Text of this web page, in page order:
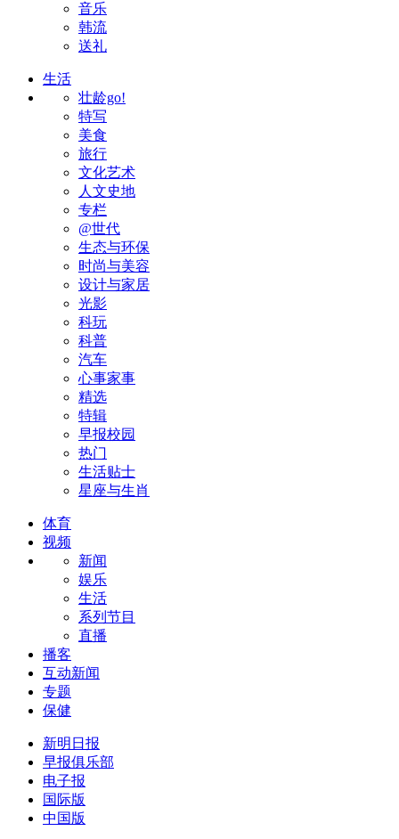
音乐
韩流
送礼
生活
壮龄go!
特写
美食
旅行
文化艺术
人文史地
专栏
@世代
生态与环保
时尚与美容
设计与家居
光影
科玩
科普
汽车
心事家事
精选
特辑
早报校园
热门
生活贴士
星座与生肖
体育
视频
新闻
娱乐
生活
系列节目
直播
播客
互动新闻
专题
保健
新明日报
早报俱乐部
电子报
国际版
中国版